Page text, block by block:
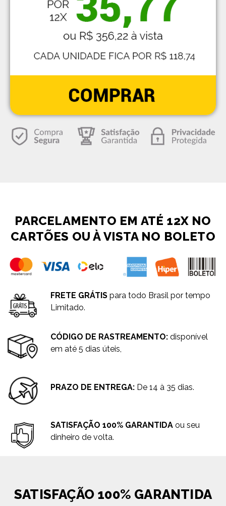
PARCELAMENTO EM ATÉ 12X NO
CARTÕES OU À VISTA NO BOLETO
FRETE GRÁTIS para todo Brasil por tempo
Limitado.
CÓDIGO DE RASTREAMENTO:disponível
em até 5 dias úteis,
PRAZO DE ENTREGA:De 14 à 35 dias.
SATISFAÇÃO 100% GARANTIDAou seu
dinheiro de volta.
SATISFAÇÃO 100% GARANTIDA